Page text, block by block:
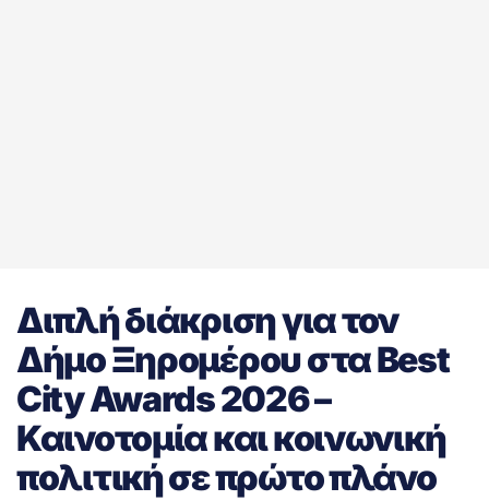
Διπλή διάκριση για τον
Δήμο Ξηρομέρου στα Best
City Awards 2026 –
Καινοτομία και κοινωνική
πολιτική σε πρώτο πλάνο